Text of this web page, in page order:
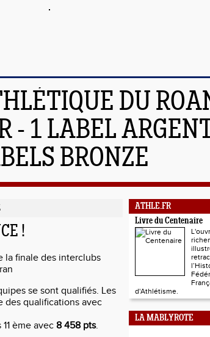
DU
- 1 LABEL
BRONZE
!
la finale des interclubs
se sont qualifiés. Les
des qualifications avec
ème avec 8 458 pts.
ATHLE.FR
Livre du Centenaire
d'Athlétisme.
LA MABLYROTE